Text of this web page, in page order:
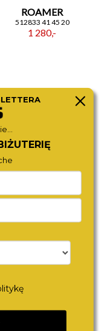
ROAMER
512833 41 45 20
1 280,-
CITIZEN